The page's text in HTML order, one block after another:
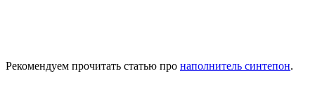
Рекомендуем прочитать статью про наполнитель синтепон.